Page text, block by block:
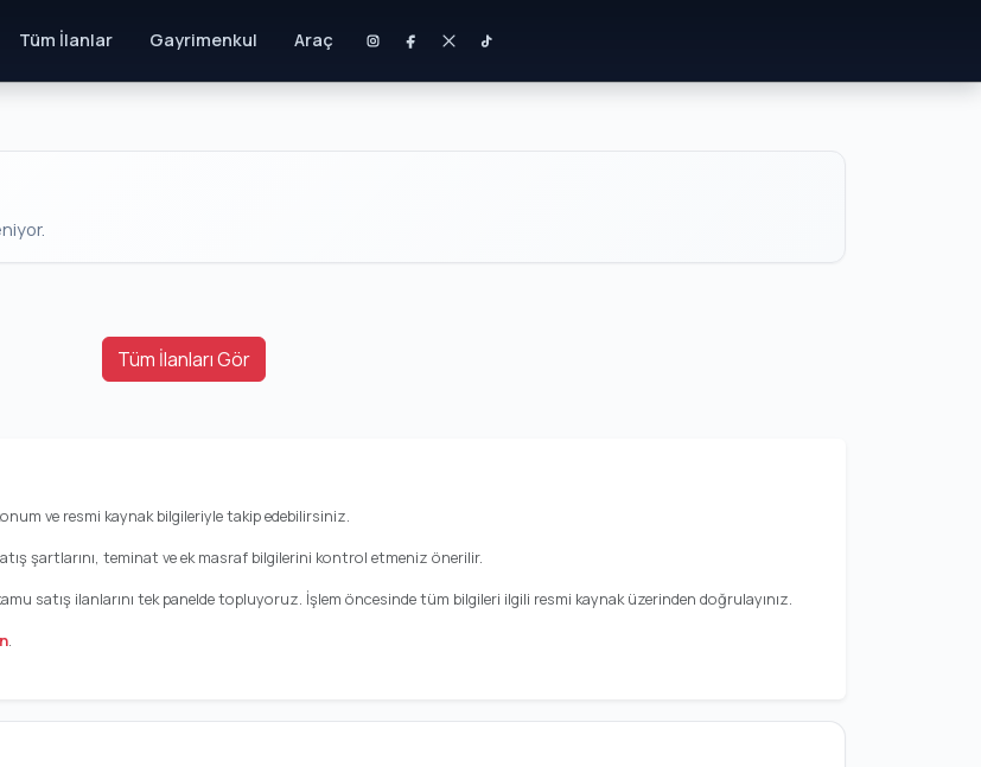
Tüm İlanlar Gayrimenkul Araç
Tüm İlanları Gör
ve resmi kaynak bilgileriyle takip edebilirsiniz.
şartlarını, teminat ve ek masraf bilgilerini kontrol etmeniz önerilir.
satış ilanlarını tek panelde topluyoruz. İşlem öncesinde tüm bilgileri ilgili resmi kaynak üzerinden doğrulayınız.
.